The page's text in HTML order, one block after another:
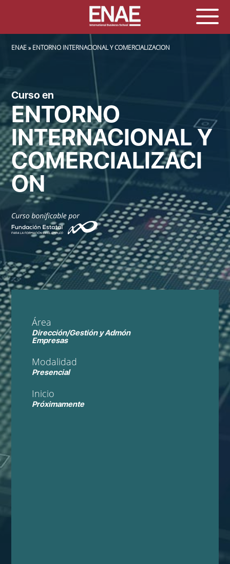
SOBRESCRIBIR ENLACES DE AYUDA A LA NAVEGACIÓN
ENAE ENTORNO INTERNACIONAL Y COMERCIALIZACION
Curso en
ENTORNO
INTERNACIONAL Y
COMERCIALIZACI
ON
Área
Dirección/Gestión y Admón
Empresas
Modalidad
Presencial
Inicio
Próximamente